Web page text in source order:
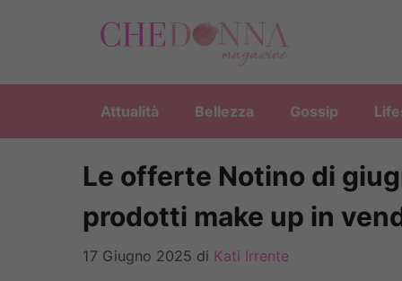
Attualità Bellezza Gossip
Le offerte Notino di
prodotti make up in
17 Giugno 2025 di Kati Irrente